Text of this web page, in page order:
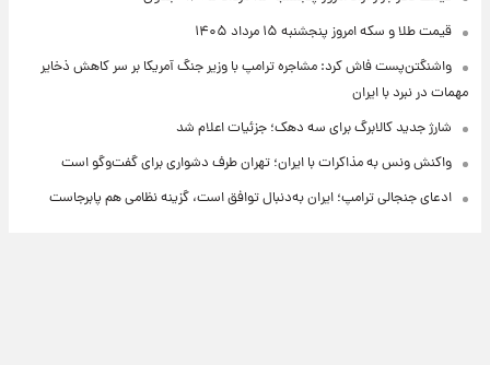
قیمت طلا و سکه امروز پنجشنبه ۱۵ مرداد ۱۴۰۵
واشنگتن‌پست فاش کرد: مشاجره ترامپ با وزیر جنگ آمریکا بر سر کاهش ذخایر
مهمات در نبرد با ایران
شارژ جدید کالابرگ برای سه دهک؛ جزئیات اعلام شد
واکنش ونس به مذاکرات با ایران؛ تهران طرف دشواری برای گفت‌وگو است
ادعای جنجالی ترامپ؛ ایران به‌دنبال توافق است، گزینه نظامی هم پابرجاست